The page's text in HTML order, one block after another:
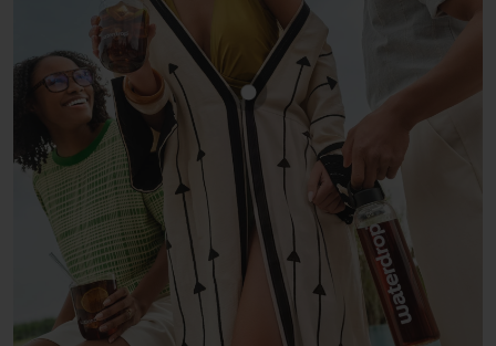
Mostra prodotto COLA